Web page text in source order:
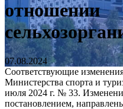
отношении
07.08.2024
Соответствующие
Министерства спорта и
июля 2024 г. № 33.
постановлением,